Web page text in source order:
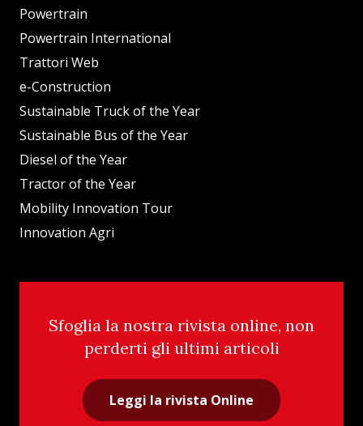
Powertrain
Powertrain International
Trattori Web
e-Construction
Sustainable Truck of the Year
Sustainable Bus of the Year
Diesel of the Year
Tractor of the Year
Mobility Innovation Tour
Innovation Agri
Sfoglia la nostra rivista online, non
perderti gli ultimi articoli
Leggi la rivista Online